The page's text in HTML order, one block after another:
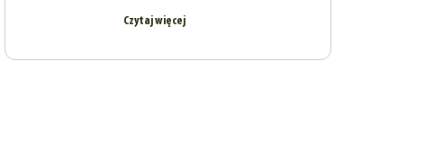
Czytaj więcej